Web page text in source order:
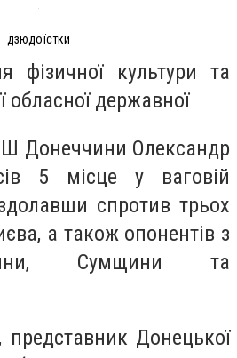
дзюдоїстки
фізичної культури та
обласної державної
Донеччини Олександр
5 місце у ваговій
спротив трьох
а також опонентів з
Сумщини та
Донецької